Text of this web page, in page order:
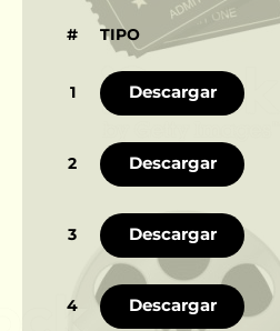
# TIPO
1 Descargar
2 Descargar
3 Descargar
4 Descargar